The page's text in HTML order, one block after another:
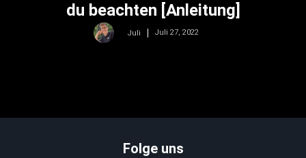
du beachten [Anleitung]
Juli Juli 27, 2022
Folge uns